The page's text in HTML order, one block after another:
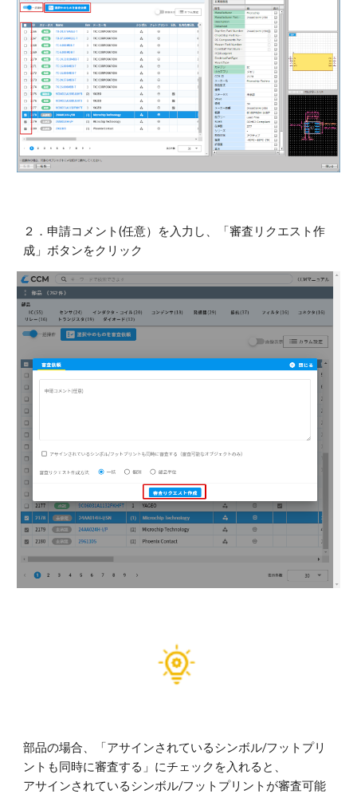
２． 申請コメント(任意）を入力し、「審査リクエスト作
成」ボタンをクリック
部品の場合、「アサインされているシンボル/フットプリ
ントも同時に審査する」にチェックを入れると、
アサインされているシンボル/フットプリントが審査可能